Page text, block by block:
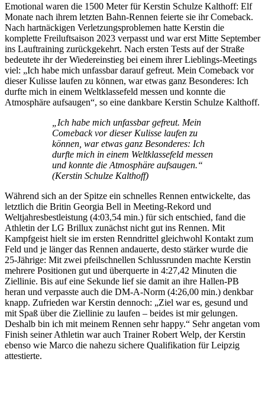
Emotional waren die 1500 Meter für Kerstin Schulze Kalthoff: Elf
Monate nach ihrem letzten Bahn-Rennen feierte sie ihr Comeback.
Nach hartnäckigen Verletzungsproblemen hatte Kerstin die
komplette Freiluftsaison 2023 verpasst und war erst Mitte September
ins Lauftraining zurückgekehrt. Nach ersten Tests auf der Straße
bedeutete ihr der Wiedereinstieg bei einem ihrer Lieblings-Meetings
viel: „Ich habe mich unfassbar darauf gefreut. Mein Comeback vor
dieser Kulisse laufen zu können, war etwas ganz Besonderes: Ich
durfte mich in einem Weltklassefeld messen und konnte die
Atmosphäre aufsaugen“, so eine dankbare Kerstin Schulze Kalthoff.
„Ich habe mich unfassbar gefreut. Mein
Comeback vor dieser Kulisse laufen zu
können, war etwas ganz Besonderes: Ich
durfte mich in einem Weltklassefeld messen
und konnte die Atmosphäre aufsaugen.“
(Kerstin Schulze Kalthoff)
Während sich an der Spitze ein schnelles Rennen entwickelte, das
letztlich die Britin Georgia Bell in Meeting-Rekord und
Weltjahresbestleistung (4:03,54 min.) für sich entschied, fand die
Athletin der LG Brillux zunächst nicht gut ins Rennen. Mit
Kampfgeist hielt sie im ersten Renndrittel gleichwohl Kontakt zum
Feld und je länger das Rennen andauerte, desto stärker wurde die
25-Jährige: Mit zwei pfeilschnellen Schlussrunden machte Kerstin
mehrere Positionen gut und überquerte in 4:27,42 Minuten die
Ziellinie. Bis auf eine Sekunde lief sie damit an ihre Hallen-PB
heran und verpasste auch die DM-A-Norm (4:26,00 min.) denkbar
knapp. Zufrieden war Kerstin dennoch: „Ziel war es, gesund und
mit Spaß über die Ziellinie zu laufen – beides ist mir gelungen.
Deshalb bin ich mit meinem Rennen sehr happy.“ Sehr angetan vom
Finish seiner Athletin war auch Trainer Robert Welp, der Kerstin
ebenso wie Marco die nahezu sichere Qualifikation für Leipzig
attestierte.